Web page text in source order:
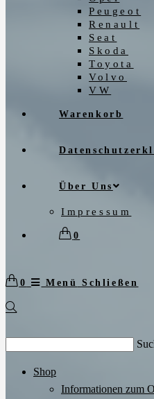
Peugeot
Renault
Seat
Skoda
Toyota
Volvo
VW
Warenkorb
Über Uns
Impressum
0
0 Menü Schließen
websiteShop
Informationen zum